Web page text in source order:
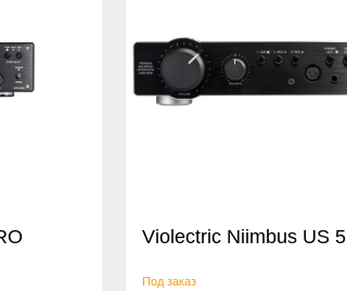
Violectric Niimbus US 5
Под заказ